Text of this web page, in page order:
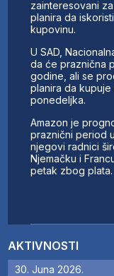
AKTIVNOSTI
30. Juna 2026.
zainteresovani
planira da
kupovinu.
U SAD,
da će praznična
godine, ali se
planira da
ponedeljka.
Amazon je
praznični period
njegovi radnici
Njemačku i
petak zbog plata.